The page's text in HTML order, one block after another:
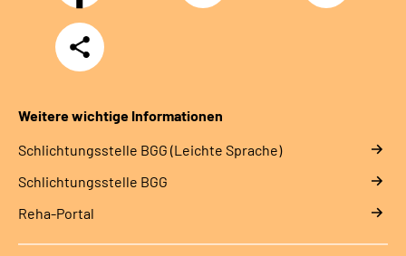
Teilen
Weitere wichtige Informationen
Schlich­tungs­stel­le BGG (Leichte Sprache)
Schlich­tungs­stel­le BGG
Reha-Portal